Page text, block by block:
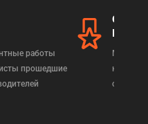
работы
прошедшие
Мы